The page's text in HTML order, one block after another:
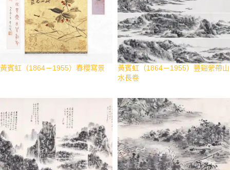
黃賓虹（1864－1955）春櫻寫景
黃賓虹（1864－1955）豐谿縈帶山
水長卷